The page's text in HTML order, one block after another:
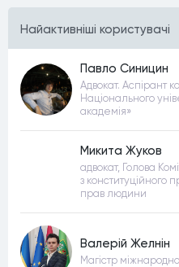
Найактивнiшi користувачi
Павло Синицин
Адвокат. Аспірант
Національного
академія»
Микита Жуков
адвокат, Голова
з конституційного
прав людини
Валерій Желнін
Магістр